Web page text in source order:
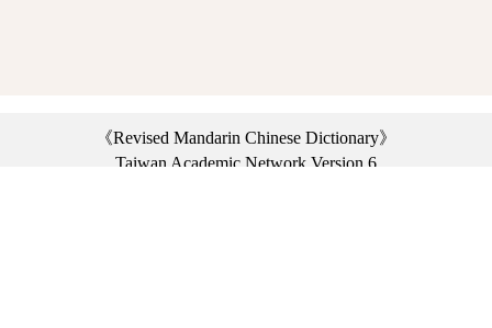
《Revised Mandarin Chinese Dictionary》
Taiwan Academic Network Version 6